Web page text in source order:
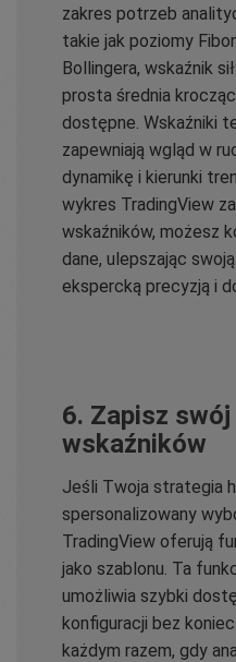
zakres potrzeb
takie jak poziomy
Bollingera, wskaźnik
prosta średnia
dostępne. Wskaźniki
zapewniają wgląd w
dynamikę i kierunki
wykres TradingView
wskaźników, możesz
dane, ulepszając
ekspercką precyzją i
6. Zapisz
wskaźników
Jeśli Twoja strategia
spersonalizowany
TradingView oferują
jako szablonu. Ta
umożliwia szybki
konfiguracji bez
każdym razem, gdy